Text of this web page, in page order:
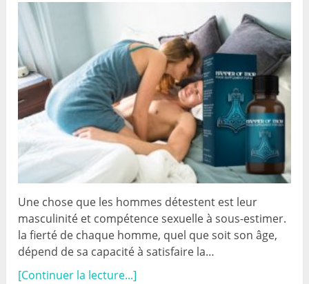
Une chose que les hommes détestent est leur
masculinité et compétence sexuelle à sous-estimer.
la fierté de chaque homme, quel que soit son âge,
dépend de sa capacité à satisfaire la…
[Continuer la lecture...]